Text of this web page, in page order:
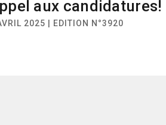
aux candidatures!
2025 | EDITION N°3920